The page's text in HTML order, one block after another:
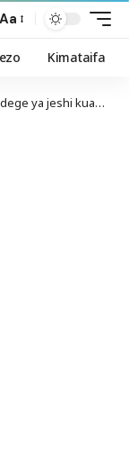
Aa
Kimataifa
kuanguka Kwale